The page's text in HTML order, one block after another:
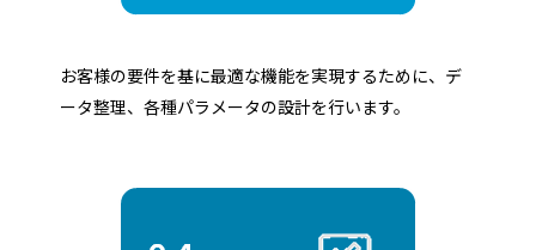
お客様の要件を基に最適な機能を実現するために、デ
ータ整理、各種パラメータの設計を行います。